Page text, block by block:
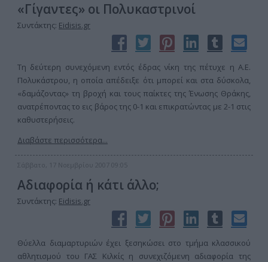
«Γίγαντες» οι Πολυκαστρινοί
Συντάκτης: Eidisis.gr
Τη δεύτερη συνεχόμενη εντός έδρας νίκη της πέτυχε η Α.Ε.
Πολυκάστρου, η οποία απέδειξε ότι μπορεί και στα δύσκολα,
«δαμάζοντας» τη βροχή και τους παίκτες της Ένωσης Θράκης,
ανατρέποντας το εις βάρος της 0-1 και επικρατώντας με 2-1 στις
καθυστερήσεις.
Διαβάστε περισσότερα...
Σάββατο, 17 Νοεμβρίου 2007 09:05
Αδιαφορία ή κάτι άλλο;
Συντάκτης: Eidisis.gr
Θύελλα διαμαρτυριών έχει ξεσηκώσει στο τμήμα κλασσικού
αθλητισμού του ΓΑΣ Κιλκίς η συνεχιζόμενη αδιαφορία της